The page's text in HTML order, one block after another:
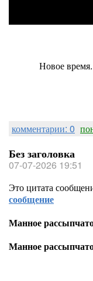
Новое
комментарии: 0
Без заголовка
07-07-2026 19:51
Это цитата
сообщение
Манное
Манное